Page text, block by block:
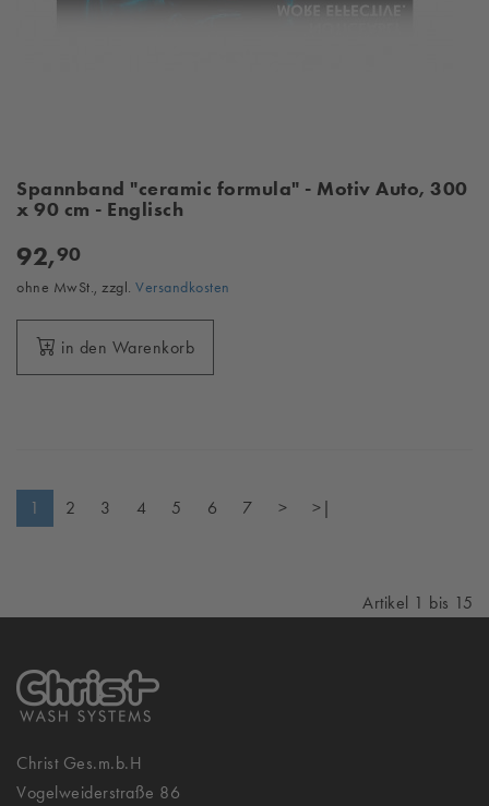
Spannband "ceramic formula" - Motiv Auto, 300
x 90 cm - Englisch
92,90
ohne MwSt., zzgl. Versandkosten
in den Warenkorb
1 2 3 4 5 6 7 > >|
Artikel 1 bis 15
Christ Ges.m.b.H
Vogelweiderstraße 86